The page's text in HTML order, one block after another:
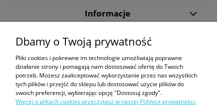
Informacje
Dziękujemy, że wybraliście DiveMarket.pl. Jeżeli w trakcie procesu składania
kontaktu.
Tecline|Maski ze szkłami korekcyjnymi|Snorkeling|Kompas Suunto
Butla 300 bar|Bojka dekompresyjna|Sprzęt do nurkowania
Formy płatności:
Dbamy o Twoją prywatność
Pliki cookies i pokrewne im technologie umożliwiają poprawne
działanie strony i pomagają nam dostosować ofertę do Twoich
potrzeb. Możesz zaakceptować wykorzystanie przez nas wszystkich
tych plików i przejść do sklepu lub dostosować użycie plików do
swoich preferencji, wybierając opcję "Dostosuj zgody".
Więcej o plikach cookies przeczytasz w naszej Polityce prywatności.